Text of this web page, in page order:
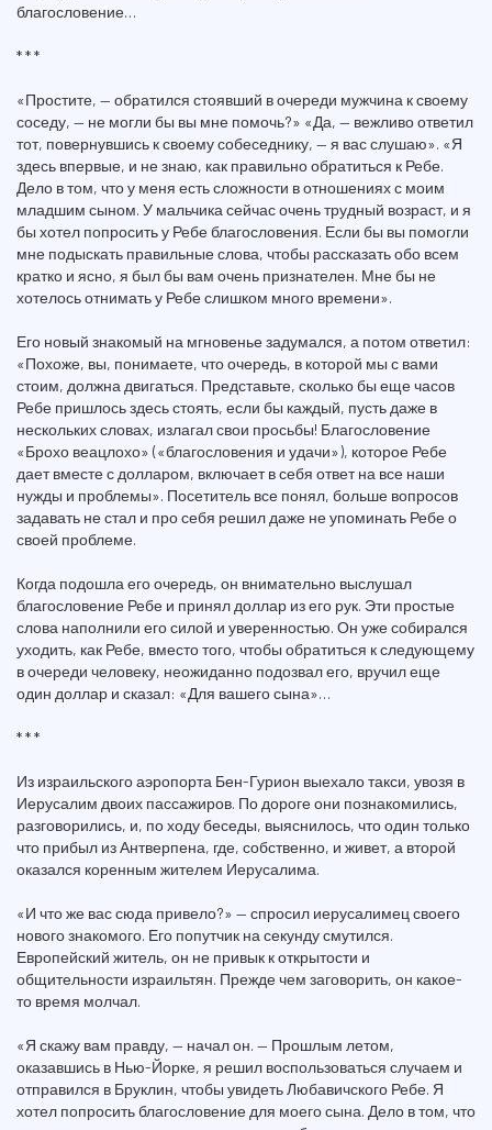
благословение…
* * *
«Простите, — обратился стоявший в очереди мужчина к своему
соседу, — не могли бы вы мне помочь?» «Да, — вежливо ответил
тот, повернувшись к своему собеседнику, — я вас слушаю». «Я
здесь впервые, и не знаю, как правильно обратиться к Ребе.
Дело в том, что у меня есть сложности в отношениях с моим
младшим сыном. У мальчика сейчас очень трудный возраст, и я
бы хотел попросить у Ребе благословения. Если бы вы помогли
мне подыскать правильные слова, чтобы рассказать обо всем
кратко и ясно, я был бы вам очень признателен. Мне бы не
хотелось отнимать у Ребе слишком много времени».
Его новый знакомый на мгновенье задумался, а потом ответил:
«Похоже, вы, понимаете, что очередь, в которой мы с вами
стоим, должна двигаться. Представьте, сколько бы еще часов
Ребе пришлось здесь стоять, если бы каждый, пусть даже в
нескольких словах, излагал свои просьбы! Благословение
«Брохо веацлохо» («благословения и удачи»), которое Ребе
дает вместе с долларом, включает в себя ответ на все наши
нужды и проблемы». Посетитель все понял, больше вопросов
задавать не стал и про себя решил даже не упоминать Ребе о
своей проблеме.
Когда подошла его очередь, он внимательно выслушал
благословение Ребе и принял доллар из его рук. Эти простые
слова наполнили его силой и уверенностью. Он уже собирался
уходить, как Ребе, вместо того, чтобы обратиться к следующему
в очереди человеку, неожиданно подозвал его, вручил еще
один доллар и сказал: «Для вашего сына»…
* * *
Из израильского аэропорта Бен-Гурион выехало такси, увозя в
Иерусалим двоих пассажиров. По дороге они познакомились,
разговорились, и, по ходу беседы, выяснилось, что один только
что прибыл из Антверпена, где, собственно, и живет, а второй
оказался коренным жителем Иерусалима.
«И что же вас сюда привело?» — спросил иерусалимец своего
нового знакомого. Его попутчик на секунду смутился.
Европейский житель, он не привык к открытости и
общительности израильтян. Прежде чем заговорить, он какое-
то время молчал.
«Я скажу вам правду, — начал он. — Прошлым летом,
оказавшись в Нью-Йорке, я решил воспользоваться случаем и
отправился в Бруклин, чтобы увидеть Любавичского Ребе. Я
хотел попросить благословение для моего сына. Дело в том, что